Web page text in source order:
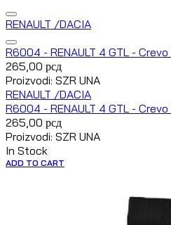
RENAULT /DACIA
R6004 - RENAULT 4 GTL -
265,00 рсд
Proizvodi: SZR UNA
RENAULT /DACIA
R6004 - RENAULT 4 GTL -
265,00 рсд
Proizvodi: SZR UNA
In Stock
ADD TO CART